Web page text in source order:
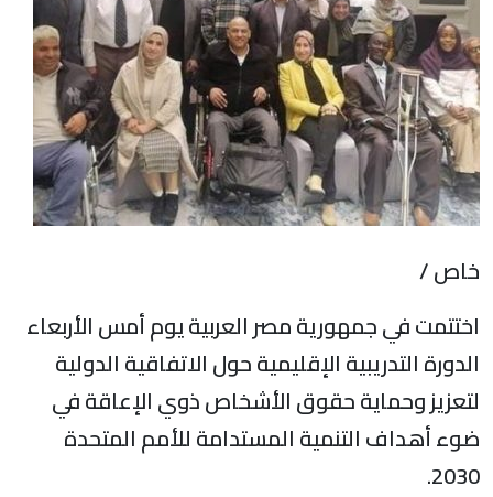
خاص /
اختتمت في جمهورية مصر العربية يوم أمس الأربعاء
الدورة التدريبية الإقليمية حول الاتفاقية الدولية
لتعزيز وحماية حقوق الأشخاص ذوي الإعاقة في
ضوء أهداف التنمية المستدامة للأمم المتحدة
2030.